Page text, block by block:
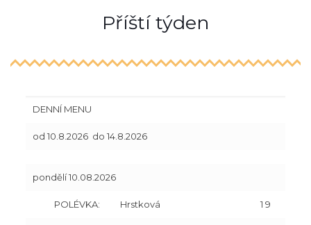
Příští týden
DENNÍ MENU
od 10.8.2026 do 14.8.2026
pondělí 10.08.2026
POLÉVKA: Hrstková 1 9